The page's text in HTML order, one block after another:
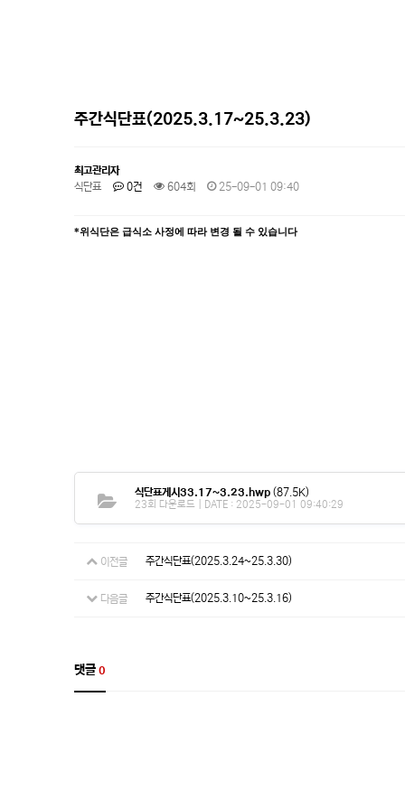
주간식단표(2025.3.17~25.3.23)
최고관리자
식단표
0건 604회 25-09-01 09:40
*위식단은 급식소 사정에 따라 변경 될 수 있습니다
식단표게시33.17~3.23.hwp (87.5K)
23회 다운로드 | DATE : 2025-09-01 09:40:29
이전글 주간식단표(2025.3.24~25.3.30)
다음글 주간식단표(2025.3.10~25.3.16)
댓글 0